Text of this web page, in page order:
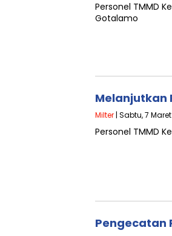
Personel TMMD
Gotalamo
Melanjutkan
Milter | Sabtu, 7
Personel TMMD
Pengecatan